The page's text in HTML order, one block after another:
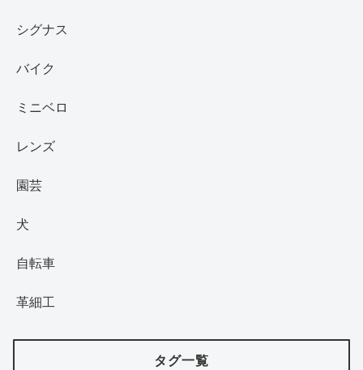
シグナス
バイク
ミニベロ
レンズ
園芸
犬
自転車
革細工
タグ一覧